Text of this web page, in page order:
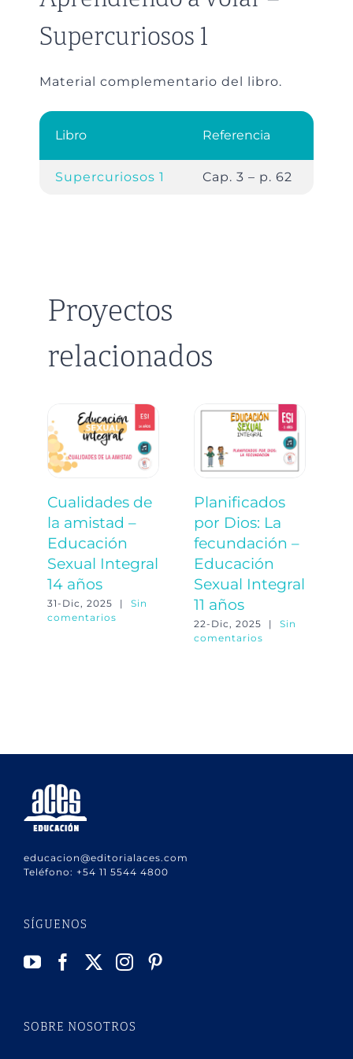
Supercuriosos 1
Material complementario del libro.
Libro Referencia
Supercuriosos 1 Cap. 3 – p. 62
Proyectos
relacionados
Cualidades de
la amistad –
Educación
Sexual Integral
14 años
31-Dic, 2025 |
Sin
comentarios
Planificados
por Dios: La
fecundación –
Educación
Sexual Integral
11 años
22-Dic, 2025 |
Sin
comentarios
educacion@editorialaces.com
Teléfono: +54 11 5544 4800
SÍGUENOS
SOBRE NOSOTROS